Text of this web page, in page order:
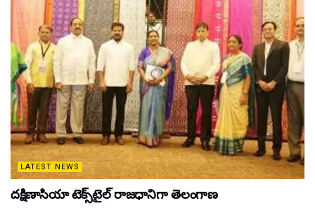
LATEST NEWS
దక్షిణాసియా టెక్స్‌టైల్ రాజధానిగా తెలంగాణ